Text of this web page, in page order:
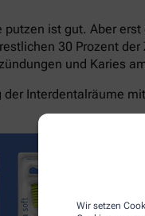
Wir setzen
ist gut. Aber
30 Prozent
und Karies
Interdentalräume